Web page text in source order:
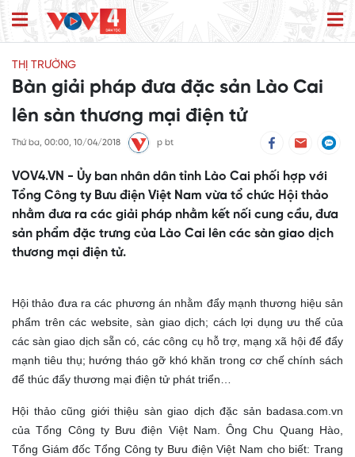
THỊ TRƯỜNG
Bàn giải pháp đưa đặc sản Lào Cai
lên sàn thương mại điện tử
Thứ ba, 00:00, 10/04/2018 p bt
VOV4.VN - Ủy ban nhân dân tỉnh Lào Cai phối hợp với
Tổng Công ty Bưu điện Việt Nam vừa tổ chức Hội thảo
nhằm đưa ra các giải pháp nhằm kết nối cung cầu, đưa
sản phẩm đặc trưng của Lào Cai lên các sàn giao dịch
thương mại điện tử.
Hội thảo đưa ra các phương án nhằm đẩy mạnh thương hiệu sản
phẩm trên các website, sàn giao dịch; cách lợi dụng ưu thế của
các sàn giao dịch sẵn có, các công cụ hỗ trợ, mạng xã hội để đẩy
mạnh tiêu thụ; hướng tháo gỡ khó khăn trong cơ chế chính sách
để thúc đẩy thương mại điện tử phát triển…
Hội thảo cũng giới thiệu sàn giao dịch đặc sản badasa.com.vn
của Tổng Công ty Bưu điện Việt Nam. Ông Chu Quang Hào,
Tổng Giám đốc Tổng Công ty Bưu điện Việt Nam cho biết: Trang